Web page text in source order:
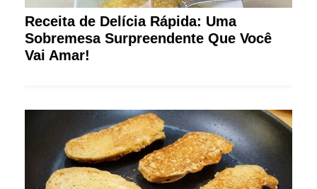
Receita de Delícia Rápida: Uma
Sobremesa Surpreendente Que Você
Vai Amar!